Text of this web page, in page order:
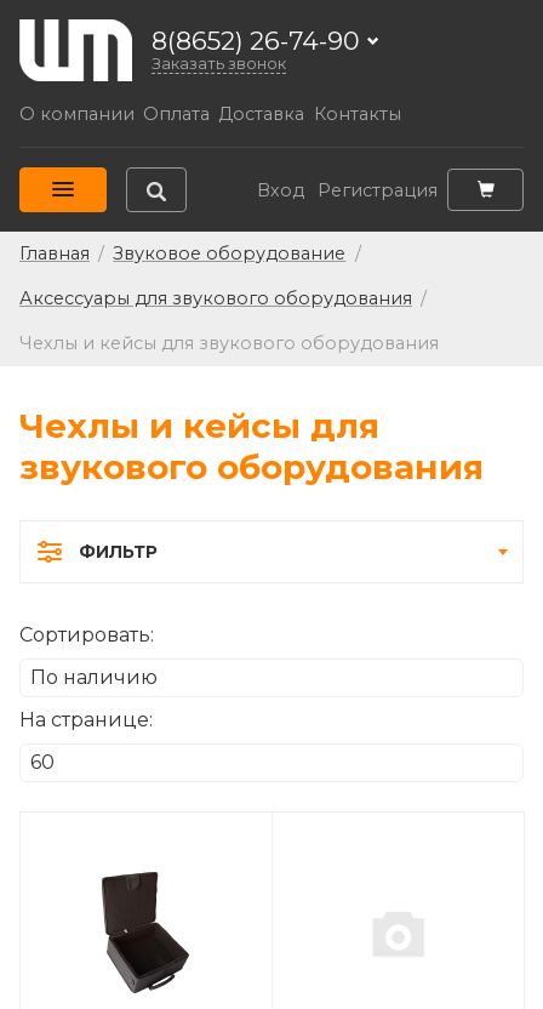
8(8652) 26-74-90
Заказать звонок
О компании Оплата Доставка Контакты
Вход Регистрация
Главная / Звуковое оборудование /
Аксессуары для звукового оборудования /
Чехлы и кейсы для звукового оборудования
Чехлы и кейсы для
звукового оборудования
ФИЛЬТР
Сортировать:
На странице: